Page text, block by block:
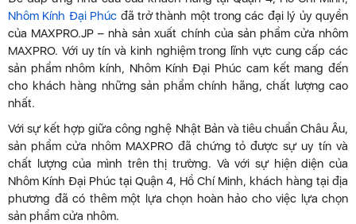
Nhôm Kính Đại Phúc đã trở thành một trong các đại lý ủy quyền
của MAXPRO.JP – nhà sản xuất chính của sản phẩm cửa nhôm
MAXPRO. Với uy tín và kinh nghiệm trong lĩnh vực cung cấp các
sản phẩm nhôm kính, Nhôm Kính Đại Phúc cam kết mang đến
cho khách hàng những sản phẩm chính hãng, chất lượng cao
nhất.
Với sự kết hợp giữa công nghệ Nhật Bản và tiêu chuẩn Châu Âu,
sản phẩm cửa nhôm MAXPRO đã chứng tỏ được sự uy tín và
chất lượng của mình trên thị trường. Và với sự hiện diện của
Nhôm Kính Đại Phúc tại Quận 4, Hồ Chí Minh, khách hàng tại địa
phương đã có thêm một lựa chọn hoàn hảo cho việc lựa chọn
sản phẩm cửa nhôm.